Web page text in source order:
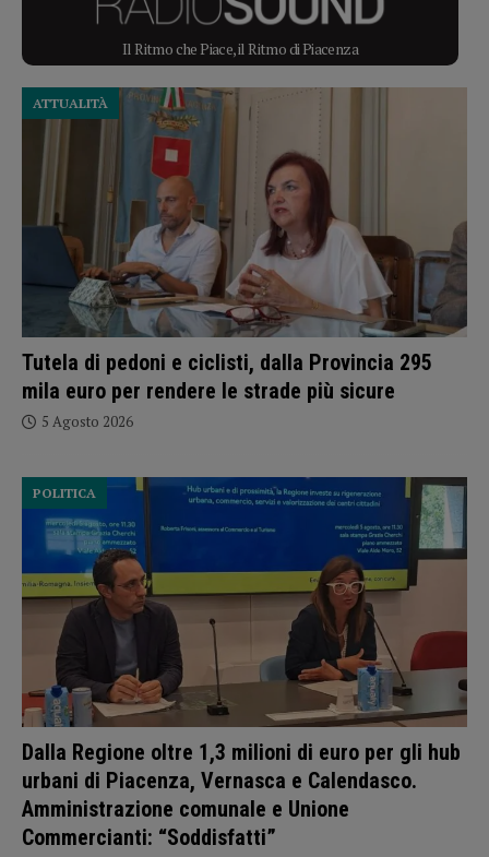
Il Ritmo che Piace, il Ritmo di Piacenza
Tutela di pedoni e ciclisti, dalla Provincia 295
mila euro per rendere le strade più sicure
ATTUALITÀ
5 Agosto 2026
Dalla Regione oltre 1,3 milioni di euro per gli hub
urbani di Piacenza, Vernasca e Calendasco.
Amministrazione comunale e Unione
Commercianti: “Soddisfatti”
POLITICA